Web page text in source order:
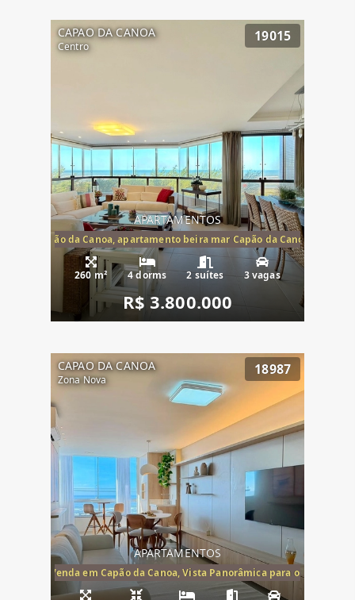
CAPAO DA CANOA
Centro
19015
APARTAMENTOS
mar Capão da Canoa, apartamento beira mar Capão da Canoa,
260 m² 4 dorms 2 suítes 3 vagas
R$ 3.800.000
CAPAO DA CANOA
Zona Nova
18987
APARTAMENTOS
Mar à Venda em Capão da Canoa, Vista Panorâmica para o Mar, 2